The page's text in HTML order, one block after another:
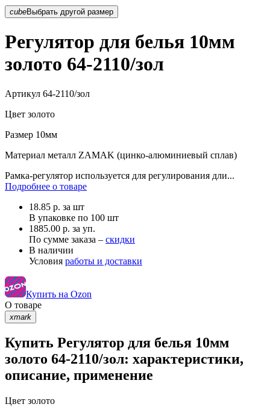
cubeВыбрать другой размер
Регулятор для белья 10мм
золото 64-2110/зол
Артикул 64-2110/зол
Цвет золото
Размер 10мм
Материал металл ZAMAK (цинко-алюминиевый сплав)
Рамка-регулятор используется для регулирования дли...
Подробнее о товаре
18.85 р. за шт
В упаковке по 100 шт
1885.00 р. за уп.
По сумме заказа – скидки
В наличии
Условия работы и доставки
Купить на Ozon
О товаре
xmark
Купить Регулятор для белья 10мм
золото 64-2110/зол: характеристики,
описание, применение
Цвет золото